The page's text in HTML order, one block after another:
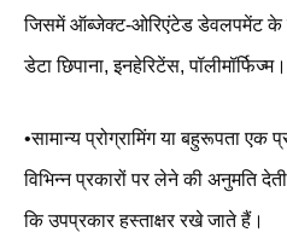
जिसमें ऑब्जेक्ट-ओरिएंटेड डेवलपमेंट के
डेटा छिपाना, इनहेरिटेंस, पॉलीमॉर्फिज्म।
•सामान्य प्रोग्रामिंग या बहुरूपता एक
विभिन्न प्रकारों पर लेने की अनुमति
कि उपप्रकार हस्ताक्षर रखे जाते हैं।